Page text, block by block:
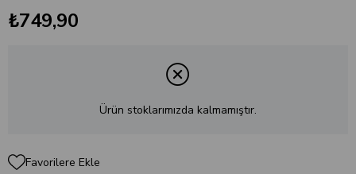
₺749,90
Ürün stoklarımızda kalmamıştır.
Favorilere Ekle